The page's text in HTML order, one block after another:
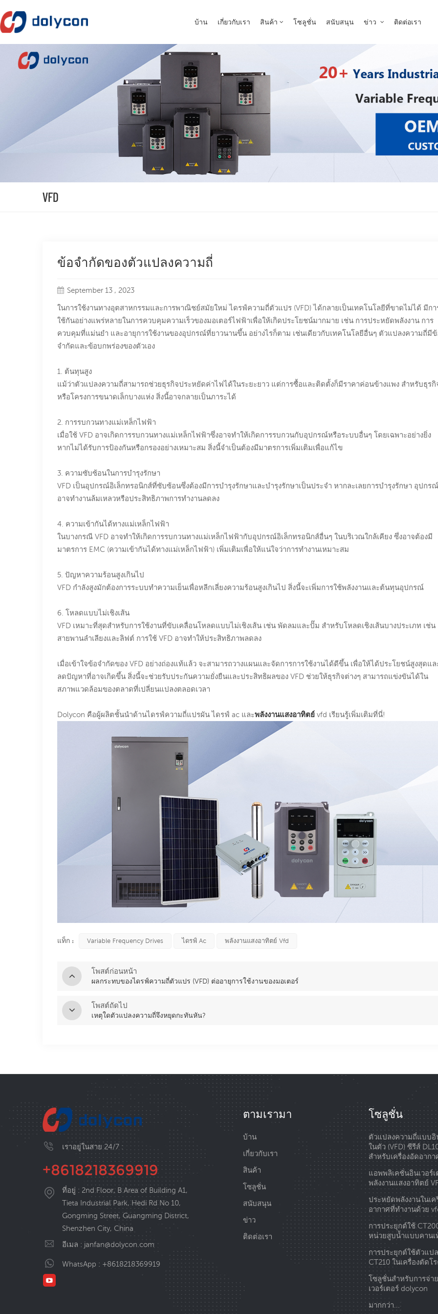
บ้าน เกี่ยวกับเรา สินค้า โซลูชั่น สนับสนุน ข่าว ติดต่อเรา
คุณกำลังมองหาอะไร?
VFD
ข้อจำกัดของตัวแปลงความถี่
September 13 , 2023
ในการใช้งานทางอุตสาหกรรมและการพาณิชย์สมัยใหม่ ไดรฟ์ความถี่ตัวแปร (VFD) ได้กลายเป็นเทคโนโลยีที่ขาดไม่ได้ มีกา
ใช้กันอย่างแพร่หลายในการควบคุมความเร็วของมอเตอร์ไฟฟ้าเพื่อให้เกิดประโยชน์มากมาย เช่น การประหยัดพลังงาน การ
ควบคุมที่แม่นยำ และอายุการใช้งานของอุปกรณ์ที่ยาวนานขึ้น อย่างไรก็ตาม เช่นเดียวกับเทคโนโลยีอื่นๆ ตัวแปลงความถี่มี
จำกัดและข้อบกพร่องของตัวเอง
1. ต้นทุนสูง
แม้ว่าตัวแปลงความถี่สามารถช่วยธุรกิจประหยัดค่าไฟได้ในระยะยาว แต่การซื้อและติดตั้งก็มีราคาค่อนข้างแพง สำหรับธุรกิ
หรือโครงการขนาดเล็กบางแห่ง สิ่งนี้อาจกลายเป็นภาระได้
2. การรบกวนทางแม่เหล็กไฟฟ้า
เมื่อใช้ VFD อาจเกิดการรบกวนทางแม่เหล็กไฟฟ้าซึ่งอาจทำให้เกิดการรบกวนกับอุปกรณ์หรือระบบอื่นๆ โดยเฉพาะอย่างยิ่ง
หากไม่ได้รับการป้องกันหรือกรองอย่างเหมาะสม สิ่งนี้จำเป็นต้องมีมาตรการเพิ่มเติมเพื่อแก้ไข
3. ความซับซ้อนในการบำรุงรักษา
VFD เป็นอุปกรณ์อิเล็กทรอนิกส์ที่ซับซ้อนซึ่งต้องมีการบำรุงรักษาและบำรุงรักษาเป็นประจำ หากละเลยการบำรุงรักษา อุปกรณ์
อาจทำงานล้มเหลวหรือประสิทธิภาพการทำงานลดลง
4. ความเข้ากันได้ทางแม่เหล็กไฟฟ้า
ในบางกรณี VFD อาจทำให้เกิดการรบกวนทางแม่เหล็กไฟฟ้ากับอุปกรณ์อิเล็กทรอนิกส์อื่นๆ ในบริเวณใกล้เคียง ซึ่งอาจต้องมี
มาตรการ EMC (ความเข้ากันได้ทางแม่เหล็กไฟฟ้า) เพิ่มเติมเพื่อให้แน่ใจว่าการทำงานเหมาะสม
5. ปัญหาความร้อนสูงเกินไป
VFD กำลังสูงมักต้องการระบบทำความเย็นเพื่อหลีกเลี่ยงความร้อนสูงเกินไป สิ่งนี้จะเพิ่มการใช้พลังงานและต้นทุนอุปกรณ์
6. โหลดแบบไม่เชิงเส้น
VFD เหมาะที่สุดสำหรับการใช้งานที่ขับเคลื่อนโหลดแบบไม่เชิงเส้น เช่น พัดลมและปั๊ม สำหรับโหลดเชิงเส้นบางประเภท เช่น
สายพานลำเลียงและลิฟต์ การใช้ VFD อาจทำให้ประสิทธิภาพลดลง
เมื่อเข้าใจข้อจำกัดของ VFD อย่างถ่องแท้แล้ว จะสามารถวางแผนและจัดการการใช้งานได้ดีขึ้น เพื่อให้ได้ประโยชน์สูงสุดแล
ลดปัญหาที่อาจเกิดขึ้น สิ่งนี้จะช่วยรับประกันความยั่งยืนและประสิทธิผลของ VFD ช่วยให้ธุรกิจต่างๆ สามารถแข่งขันได้ใน
สภาพแวดล้อมของตลาดที่เปลี่ยนแปลงตลอดเวลา
Dolycon คือผู้ผลิตชั้นนำด้านไดรฟ์ความถี่แปรผัน ไดรฟ์ ac และพลังงานแสงอาทิตย์ vfd เรียนรู้เพิ่มเติมที่นี่!
แท็ก : Variable Frequency Drives ไดรฟ์ Ac พลังงานแสงอาทิตย์ Vfd
โพสต์ก่อนหน้า
ผลกระทบของไดรฟ์ความถี่ตัวแปร (VFD) ต่ออายุการใช้งานของมอเตอร์
โพสต์ถัดไป
เหตุใดตัวแปลงความถี่จึงหยุดกะทันหัน?
เราอยู่ในสาย 24/7 :
+8618218369919
ที่อยู่ : 2nd Floor, B Area of Building A1,
Tieta Industrial Park, Hedi Rd No 10,
Gongming Street, Guangming District,
Shenzhen City, China
อีเมล : janfan@dolycon.com
WhatsApp : +8618218369919
ตามเรามา
บ้าน
เกี่ยวกับเรา
สินค้า
โซลูชั่น
สนับสนุน
ข่าว
ติดต่อเรา
โซลูชั่น
ตัวแปลงความถี่แบบอิ
ในตัว (VFD) ซีรีส์
สำหรับเครื่องอัดอากา
แอพพลิเคชั่นอินเวอร์
พลังงานแสงอาทิตย์
ประหยัดพลังงานในเค
อากาศที่ทำงานด้วย
การประยุกต์ใช้
หน่วยสูบน้ำแบบคาน
การประยุกต์ใช้ตัวแป
CT210 ในเครื่องตัดโ
โซลูชั่นสำหรับการจ่า
เวอร์เตอร์ dolycon
มากกว่า...